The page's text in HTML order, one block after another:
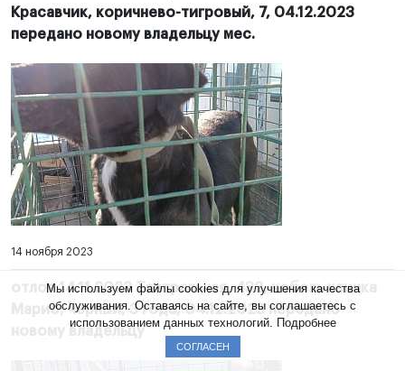
Красавчик, коричнево-тигровый, 7, 04.12.2023
передано новому владельцу мес.
14 ноября 2023
отлов 14.11.2023 Театральная, 432, кобель кличка
Марио, черный, 3 года, 04.12.2023 передано
новому владельцу
Мы используем файлы cookies для улучшения качества
обслуживания. Оставаясь на сайте, вы соглашаетесь с
использованием данных технологий. Подробнее
СОГЛАСЕН